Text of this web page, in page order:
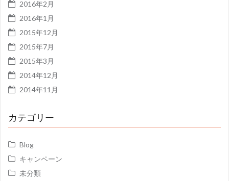
2016年2月
2016年1月
2015年12月
2015年7月
2015年3月
2014年12月
2014年11月
カテゴリー
Blog
キャンペーン
未分類